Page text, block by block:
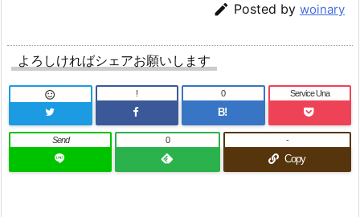
 Posted by woinary
よろしければシェアお願いします
 !
B!
0 Service Una
Send 0
Copy
-